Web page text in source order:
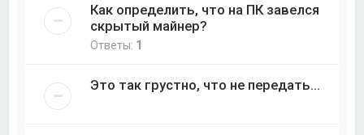
Как определить, что на ПК завелся
скрытый майнер?
Ответы: 1
Это так грустно, что не передать...